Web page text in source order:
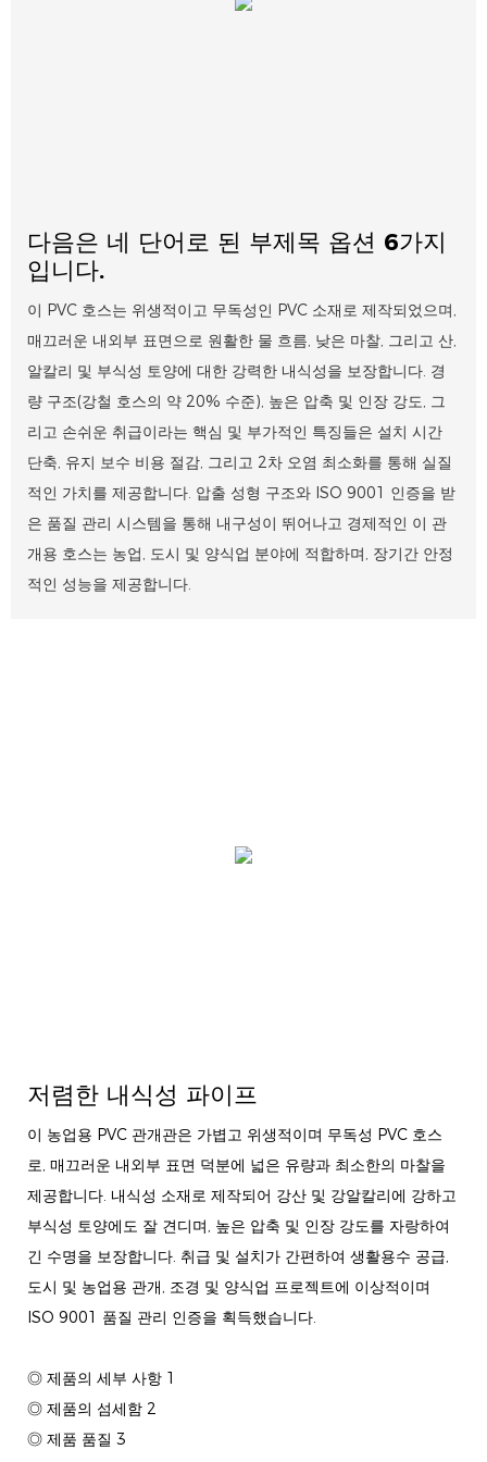
다음은 네 단어로 된 부제목 옵션 6가지
입니다.
이 PVC 호스는 위생적이고 무독성인 PVC 소재로 제작되었으며,
매끄러운 내외부 표면으로 원활한 물 흐름, 낮은 마찰, 그리고 산,
알칼리 및 부식성 토양에 대한 강력한 내식성을 보장합니다. 경
량 구조(강철 호스의 약 20% 수준), 높은 압축 및 인장 강도, 그
리고 손쉬운 취급이라는 핵심 및 부가적인 특징들은 설치 시간
단축, 유지 보수 비용 절감, 그리고 2차 오염 최소화를 통해 실질
적인 가치를 제공합니다. 압출 성형 구조와 ISO 9001 인증을 받
은 품질 관리 시스템을 통해 내구성이 뛰어나고 경제적인 이 관
개용 호스는 농업, 도시 및 양식업 분야에 적합하며, 장기간 안정
적인 성능을 제공합니다.
저렴한 내식성 파이프
이 농업용 PVC 관개관은 가볍고 위생적이며 무독성 PVC 호스
로, 매끄러운 내외부 표면 덕분에 넓은 유량과 최소한의 마찰을
제공합니다. 내식성 소재로 제작되어 강산 및 강알칼리에 강하고
부식성 토양에도 잘 견디며, 높은 압축 및 인장 강도를 자랑하여
긴 수명을 보장합니다. 취급 및 설치가 간편하여 생활용수 공급,
도시 및 농업용 관개, 조경 및 양식업 프로젝트에 이상적이며
ISO 9001 품질 관리 인증을 획득했습니다.
◎ 제품의 세부 사항 1
◎ 제품의 섬세함 2
◎ 제품 품질 3